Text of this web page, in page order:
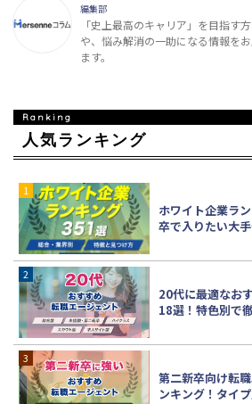
編集部
「史上最高のキャリア」を目指す
や、悩み解消の一助になる情報を
ます。
人気ランキング
ホワイト企業ラ
卒で入りたい大
20代に最適なお
18選！特色別で
第二新卒向け転
ンキング！タイ